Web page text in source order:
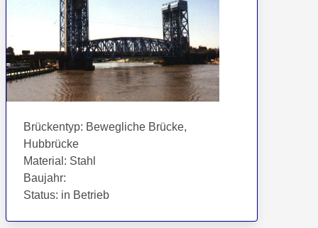
Brückentyp: Bewegliche Brücke,
Hubbrücke
Material : Stahl
Baujahr:
Status: in Betrieb